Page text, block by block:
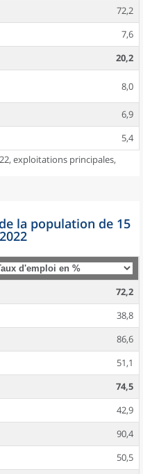
72,2
7,6
20,2
8,0
6,9
5,4
exploitations principales,
la population de 15
72,2
38,8
86,6
51,1
74,5
42,9
90,4
50,5